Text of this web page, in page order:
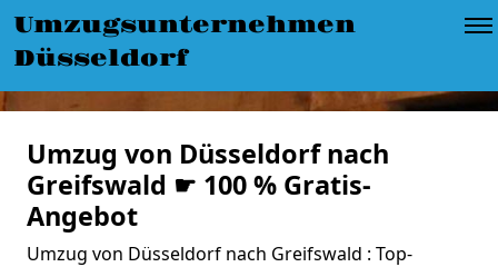
Umzugsunternehmen
Düsseldorf
Umzug von Düsseldorf nach
Greifswald ☛ 100 % Gratis-
Angebot
Umzug von Düsseldorf nach Greifswald : Top-